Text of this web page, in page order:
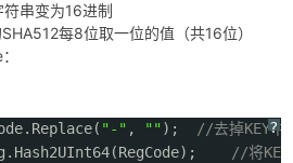
串变为16进制
每8位取一位的值（共16位）
?
"-" , "");
//去掉KEY中
//将KEY